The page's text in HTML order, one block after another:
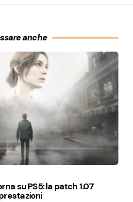
anche
su PS5: la patch 1.07